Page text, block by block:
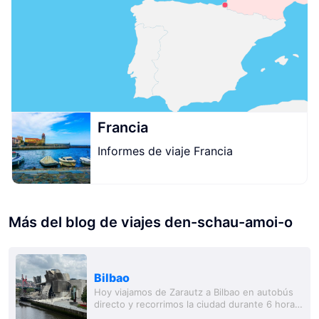
Francia
Informes de viaje Francia
Más del blog de viajes den-schau-amoi-o
Bilbao
Hoy viajamos de Zarautz a Bilbao en autobús
directo y recorrimos la ciudad durante 6 horas.